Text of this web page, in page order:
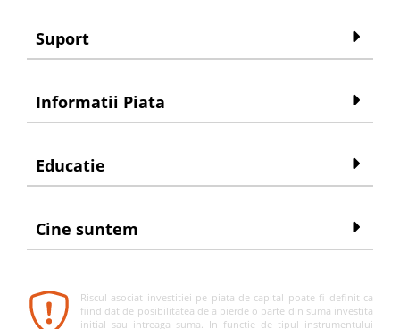
Suport
Informatii Piata
Educatie
Cine suntem
Riscul asociat investitiei pe piata de capital poate fi definit ca
fiind dat de posibilitatea de a pierde o parte din suma investita
initial sau intreaga suma. In functie de tipul instrumentului